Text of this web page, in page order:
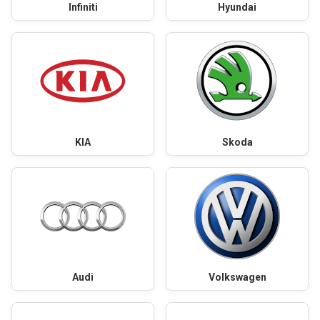
Infiniti Hyundai
KIA Skoda
Audi Volkswagen